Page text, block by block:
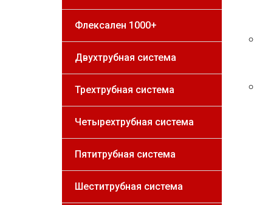
Флексален 1000+
Двухтрубная система
Трехтрубная система
Четырехтрубная система
Пятитрубная система
Шеститрубная система